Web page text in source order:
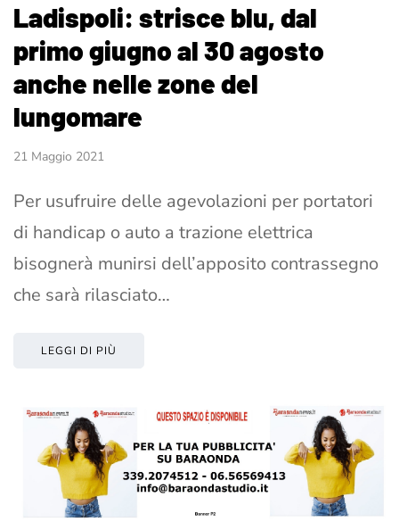
Ladispoli: strisce blu, dal
primo giugno al 30 agosto
anche nelle zone del
lungomare
21 Maggio 2021
Per usufruire delle agevolazioni per portatori
di handicap o auto a trazione elettrica
bisognerà munirsi dell’apposito contrassegno
che sarà rilasciato…
LEGGI DI PIÙ